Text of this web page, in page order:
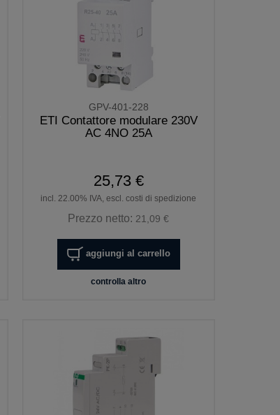
GPV-401-228
ETI Contattore modulare 230V
AC 4NO 25A
25,73 €
incl. 22.00% IVA, escl. costi di spedizione
Prezzo netto: 21,09 €
aggiungi al carrello
controlla altro